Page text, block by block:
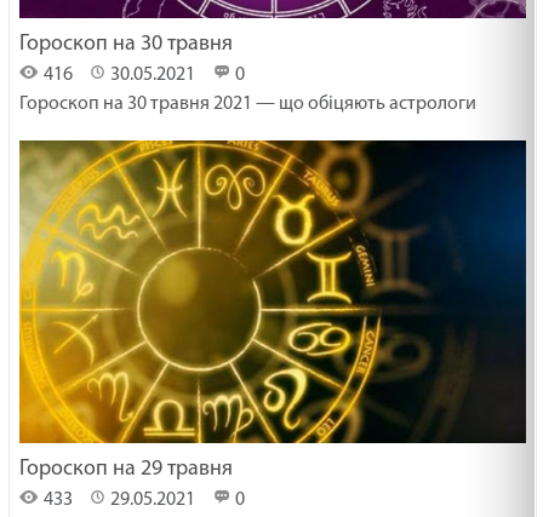
Гороскоп на 30 травня
416 30.05.2021
0
Гороскоп на 30 травня 2021 — що обіцяють астрологи
Гороскоп на 29 травня
433 29.05.2021
0